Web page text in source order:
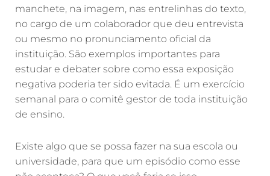
manchete, na imagem, nas entrelinhas do texto,
no cargo de um colaborador que deu entrevista
ou mesmo no pronunciamento oficial da
instituição. São exemplos importantes para
estudar e debater sobre como essa exposição
negativa poderia ter sido evitada. É um exercício
semanal para o comitê gestor de toda instituição
de ensino.
Existe algo que se possa fazer na sua escola ou
universidade, para que um episódio como esse